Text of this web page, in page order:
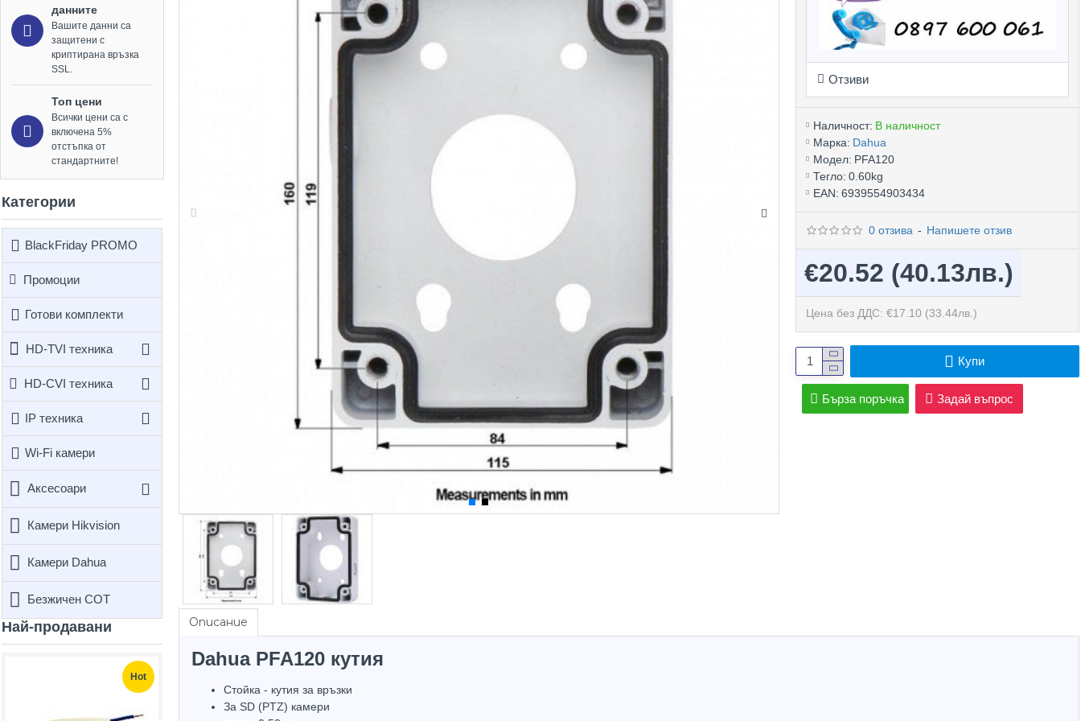
данните
Вашите данни са
защитени с
криптирана връзка
SSL.
Топ цени
Всички цени са с
включена 5%
отстъпка от
стандартните!
Категории
BlackFriday PROMO
Промоции
Готови комплекти
HD-TVI техника
HD-CVI техника
IP техника
Wi-Fi камери
Аксесоари
Камери Hikvision
Камери Dahua
Безжичен СОТ
Най-продавани
Hot
Отзиви
Наличност: В наличност
Марка: Dahua
Модел: PFA120
Тегло: 0.60kg
EAN: 6939554903434
0 отзива - Напишете отзив
€20.52 (40.13лв.)
Цена без ДДС: €17.10 (33.44лв.)
Купи
Бърза поръчка Задай въпрос
Описание
Dahua PFA120 кутия
Стойка - кутия за връзки
За SD (PTZ) камери